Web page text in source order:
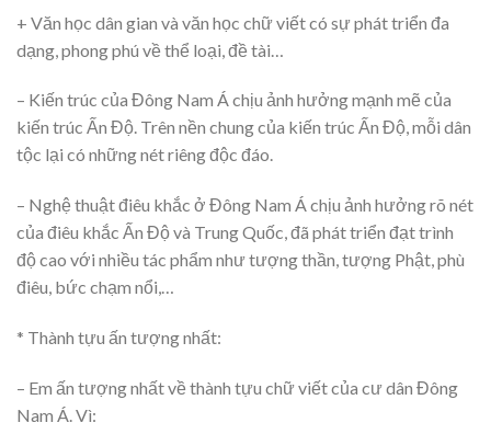
+ Văn học dân gian và văn học chữ viết có sự phát triển đa
dạng, phong phú về thể loại, đề tài…
– Kiến trúc của Đông Nam Á chịu ảnh hưởng mạnh mẽ của
kiến trúc Ấn Độ. Trên nền chung của kiến trúc Ấn Độ, mỗi dân
tộc lại có những nét riêng độc đáo.
– Nghệ thuật điêu khắc ở Đông Nam Á chịu ảnh hưởng rõ nét
của điêu khắc Ấn Độ và Trung Quốc, đã phát triển đạt trình
độ cao với nhiều tác phẩm như tượng thần, tượng Phật, phù
điêu, bức chạm nổi,…
* Thành tựu ấn tượng nhất:
– Em ấn tượng nhất về thành tựu chữ viết của cư dân Đông
Nam Á. Vì: